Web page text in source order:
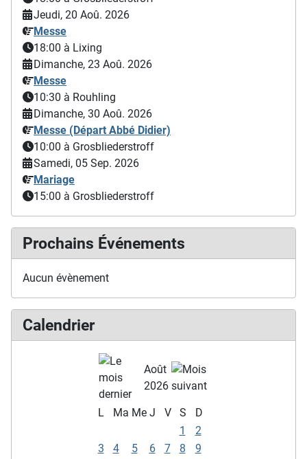
Jeudi, 20 Aoû. 2026
Messe
18:00 à Lixing
Dimanche, 23 Aoû. 2026
Messe
10:30 à Rouhling
Dimanche, 30 Aoû. 2026
Messe (Départ Abbé Didier)
10:00 à Grosbliederstroff
Samedi, 05 Sep. 2026
Mariage
15:00 à Grosbliederstroff
Prochains Événements
Aucun évènement
Calendrier
Août
2026
L Ma Me J V S
D
1
2
3
4 5 6 7 8
9